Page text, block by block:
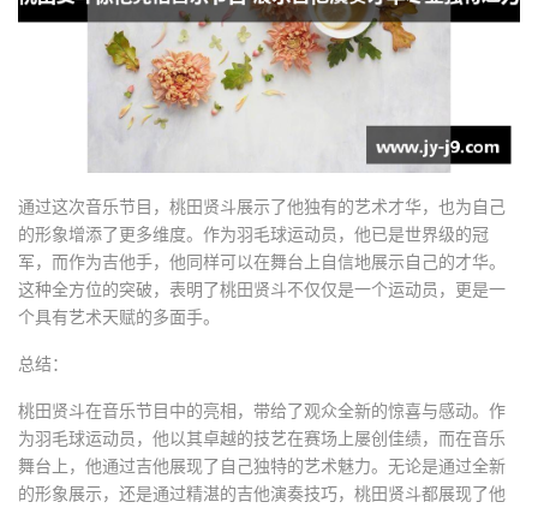
通过这次音乐节目，桃田贤斗展示了他独有的艺术才华，也为自己
的形象增添了更多维度。作为羽毛球运动员，他已是世界级的冠
军，而作为吉他手，他同样可以在舞台上自信地展示自己的才华。
这种全方位的突破，表明了桃田贤斗不仅仅是一个运动员，更是一
个具有艺术天赋的多面手。
总结：
桃田贤斗在音乐节目中的亮相，带给了观众全新的惊喜与感动。作
为羽毛球运动员，他以其卓越的技艺在赛场上屡创佳绩，而在音乐
舞台上，他通过吉他展现了自己独特的艺术魅力。无论是通过全新
的形象展示，还是通过精湛的吉他演奏技巧，桃田贤斗都展现了他